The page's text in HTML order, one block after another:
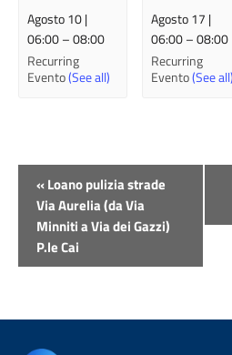
Agosto 10 |
06:00–08:00
Recurring
Evento(See all)
Agosto 17 |
06:00–08:00
Recurring
Evento(See all)
Evento
Navigazione
«Loano pulizia strade
Via Aurelia (da Via
Minniti a Via dei Gazzi)
P.le Cai